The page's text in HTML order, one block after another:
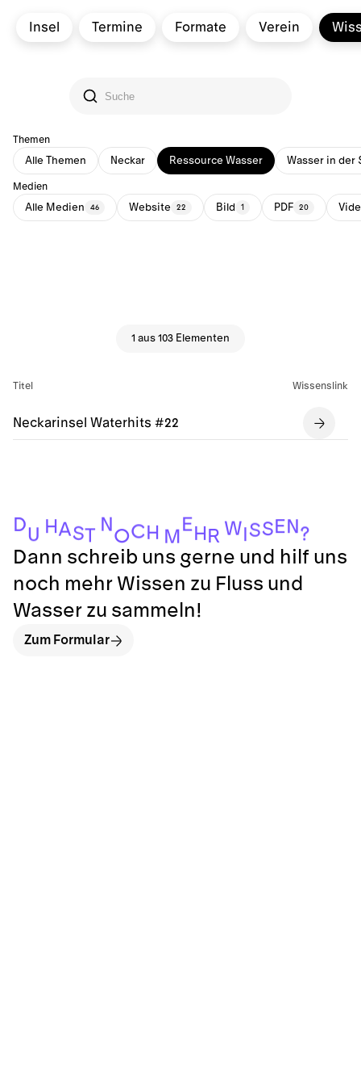
Insel Termine Formate Verein
Themen
Alle Themen Neckar Ressource Wasser Wasser in der
Medien
Alle Medien 46 Website 22 Bild 1 PDF 20
1 aus 103 Elementen
Titel Wissenslink
Neckarinsel Waterhits #22
DU H AST
N
OC H M
E H R WISS E N ?
Dann schreib uns gerne und hilf uns
noch mehr Wissen zu Fluss und
Wasser zu sammeln!
Zum Formular